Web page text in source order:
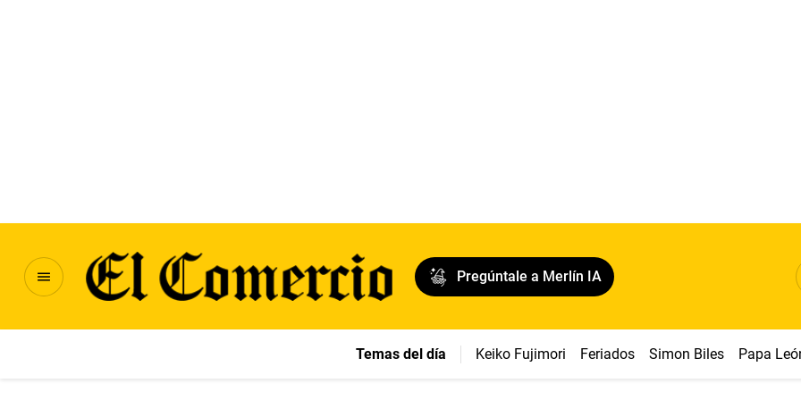
Pregúntale a Merlín IA
Temas del día Keiko Fujimori Feriados Simon Biles Papa